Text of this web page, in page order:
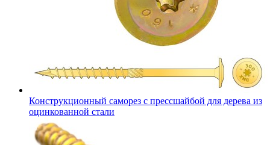
Конструкционный саморез с прессшайбой для дерева из
оцинкованной стали